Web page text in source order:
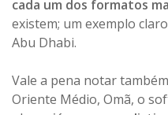
cada um dos formatos
existem; um exemplo
Abu Dhabi.
Vale a pena notar
Oriente Médio, Omã, o